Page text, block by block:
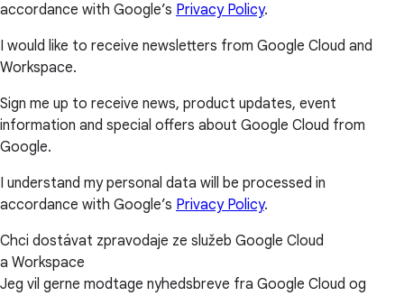
accordance with Google’s Privacy Policy.
I would like to receive newsletters from Google Cloud and
Workspace.
Sign me up to receive news, product updates, event
information and special offers about Google Cloud from
Google.
I understand my personal data will be processed in
accordance with Google’s Privacy Policy.
Chci dostávat zpravodaje ze služeb Google Cloud
a Workspace
Jeg vil gerne modtage nyhedsbreve fra Google Cloud og